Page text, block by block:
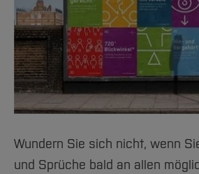
Wundern Sie sich nicht, wenn
und Sprüche bald an allen